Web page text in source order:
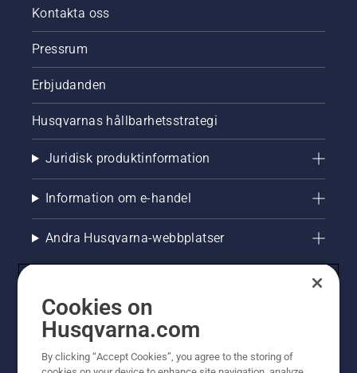
Kontakta oss
Pressrum
Erbjudanden
Husqvarnas hållbarhetsstrategi
Juridisk produktinformation
Information om e-handel
Andra Husqvarna-webbplatser
Cookies on
Husqvarna.com
By clicking “Accept Cookies”, you agree to the storing of